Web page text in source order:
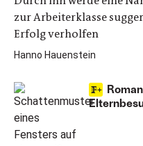
zur Arbeiterklasse
Erfolg verholfen
Hanno Hauenstein